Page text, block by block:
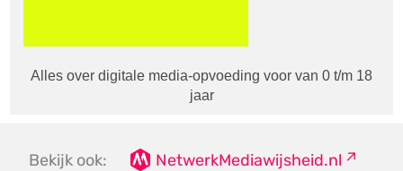
Alles over digitale media-opvoeding voor van 0 t/m 18
jaar
Bekijk ook:
NetwerkMediawijsheid.nl